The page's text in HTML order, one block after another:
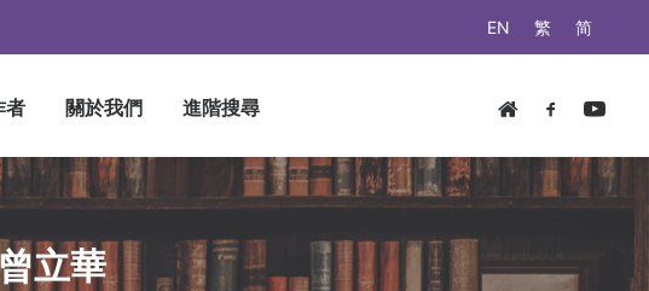
EN 繁 简
者 關於我們 進階搜尋
立華